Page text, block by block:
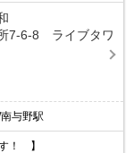
7-6-8 ライブタワ
与野駅
！ 】